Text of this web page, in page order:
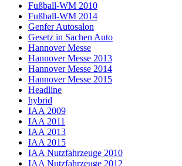
Fußball-WM 2010
Fußball-WM 2014
Genfer Autosalon
Gesetz in Sachen Auto
Hannover Messe
Hannover Messe 2013
Hannover Messe 2014
Hannover Messe 2015
Headline
hybrid
IAA 2009
IAA 2011
IAA 2013
IAA 2015
IAA Nutzfahrzeuge 2010
IAA Nutzfahrzeuge 2012